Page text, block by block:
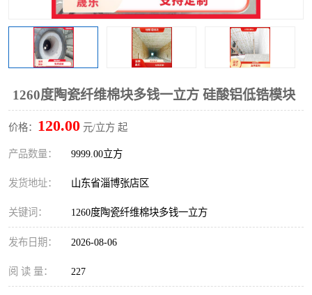
1260度陶瓷纤维棉块多钱一立方 硅酸铝低锆模块
价格： 120.00 元/立方 起
产品数量： 9999.00立方
发货地址： 山东省淄博张店区
关键词： 1260度陶瓷纤维棉块多钱一立方
发布日期： 2026-08-06
阅 读 量： 227